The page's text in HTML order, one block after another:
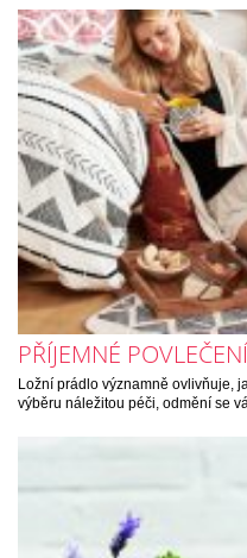
PŘÍJEMNÉ POVLEČENÍ
Ložní prádlo významně ovlivňuje,
výběru náležitou péči, odmění se